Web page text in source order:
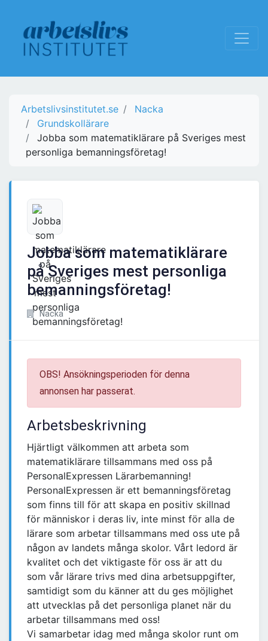
Arbetslivsinstitutet.se
Nacka
Grundskollärare
Jobba som matematiklärare på Sveriges mest
personliga bemanningsföretag!
Jobba som matematiklärare
på Sveriges mest personliga
bemanningsföretag!
Nacka
OBS! Ansökningsperioden för denna
annonsen har passerat.
Arbetsbeskrivning
Hjärtligt välkommen att arbeta som
matematiklärare tillsammans med oss på
PersonalExpressen Lärarbemanning!
PersonalExpressen är ett bemanningsföretag
som finns till för att skapa en positiv skillnad
för människor i deras liv, inte minst för alla de
lärare som arbetar tillsammans med oss ute på
någon av landets många skolor. Vårt ledord är
kvalitet och det viktigaste för oss är att du
som vår lärare trivs med dina arbetsuppgifter,
samtidigt som du känner att du ges möjlighet
att utvecklas på det personliga planet när du
arbetar tillsammans med oss!
Vi samarbetar idag med många skolor runt om